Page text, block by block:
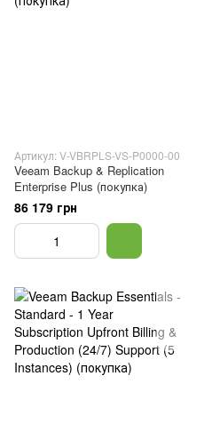
Артикул: V-VBRPLS-VS-P0000-00
Veeam Backup & Replication
Enterprise Plus (покупка)
86 179 грн